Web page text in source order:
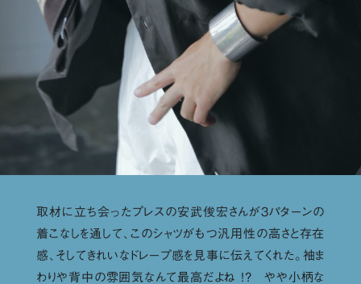
取材に立ち会ったプレスの安武俊宏さんが３パターンの
着こなしを通して、このシャツがもつ汎用性の高さと存在
感、そしてきれいなドレープ感を見事に伝えてくれた。袖ま
わりや背中の雰囲気なんて最高だよね !? やや小柄な